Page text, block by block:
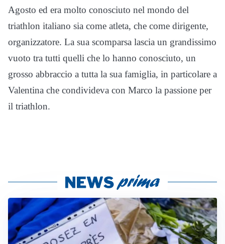
Agosto ed era molto conosciuto nel mondo del
triathlon italiano sia come atleta, che come dirigente,
organizzatore. La sua scomparsa lascia un grandissimo
vuoto tra tutti quelli che lo hanno conosciuto, un
grosso abbraccio a tutta la sua famiglia, in particolare a
Valentina che condivideva con Marco la passione per
il triathlon.